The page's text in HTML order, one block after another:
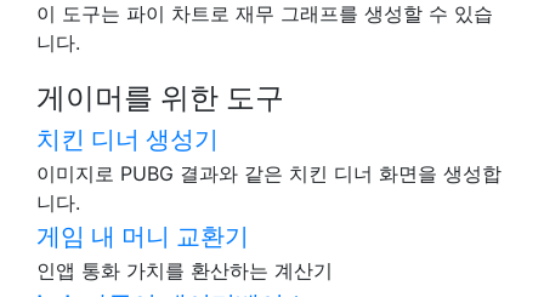
이 도구는 파이 차트로 재무 그래프를 생성할 수 있습
니다.
게이머를 위한 도구
치킨 디너 생성기
이미지로 PUBG 결과와 같은 치킨 디너 화면을 생성합
니다.
게임 내 머니 교환기
인앱 통화 가치를 환산하는 계산기